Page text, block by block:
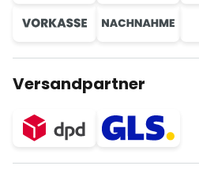
Versandpartner